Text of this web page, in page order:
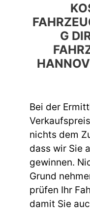
G
Bei der
nichts dem
dass wir Sie
gewinnen.
Grund
prüfen Ihr
damit Sie